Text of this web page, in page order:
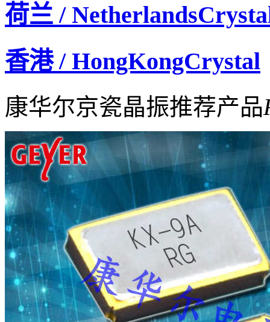
荷兰 /
香港 / HongKongCrystal
康华尔京瓷晶振推荐产品